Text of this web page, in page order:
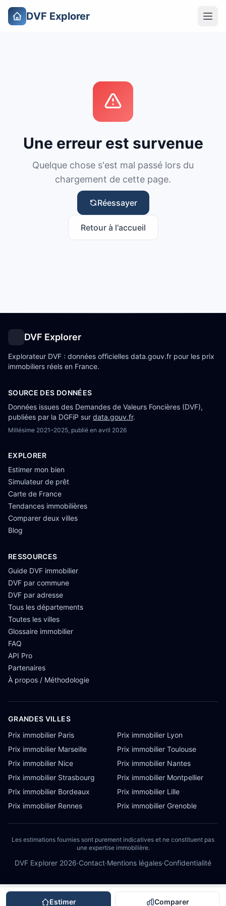
DVF Explorer
Une erreur est survenue
Quelque chose s'est mal passé lors du
chargement de cette page.
Réessayer
Retour à l'accueil
Estimer Comparer
DVF Explorer
Explorateur DVF : données officielles data.gouv.fr pour les prix
immobiliers réels en France.
SOURCE DES DONNÉES
Données issues des Demandes de Valeurs Foncières (DVF),
publiées par la DGFiP sur data.gouv.fr.
Millésime 2021–2025, publié en avril 2026
EXPLORER
Estimer mon bien
Simulateur de prêt
Carte de France
Tendances immobilières
Comparer deux villes
Blog
RESSOURCES
Guide DVF immobilier
DVF par commune
DVF par adresse
Tous les départements
Toutes les villes
Glossaire immobilier
FAQ
API Pro
Partenaires
À propos / Méthodologie
GRANDES VILLES
Prix immobilier Paris
Prix immobilier Lyon
Prix immobilier Marseille
Prix immobilier Toulouse
Prix immobilier Nice
Prix immobilier Nantes
Prix immobilier Strasbourg
Prix immobilier Montpellier
Prix immobilier Bordeaux
Prix immobilier Lille
Prix immobilier Rennes
Prix immobilier Grenoble
Les estimations fournies sont purement indicatives et ne constituent pas
une expertise immobilière.
DVF Explorer 2026·Contact·Mentions légales·Confidentialité